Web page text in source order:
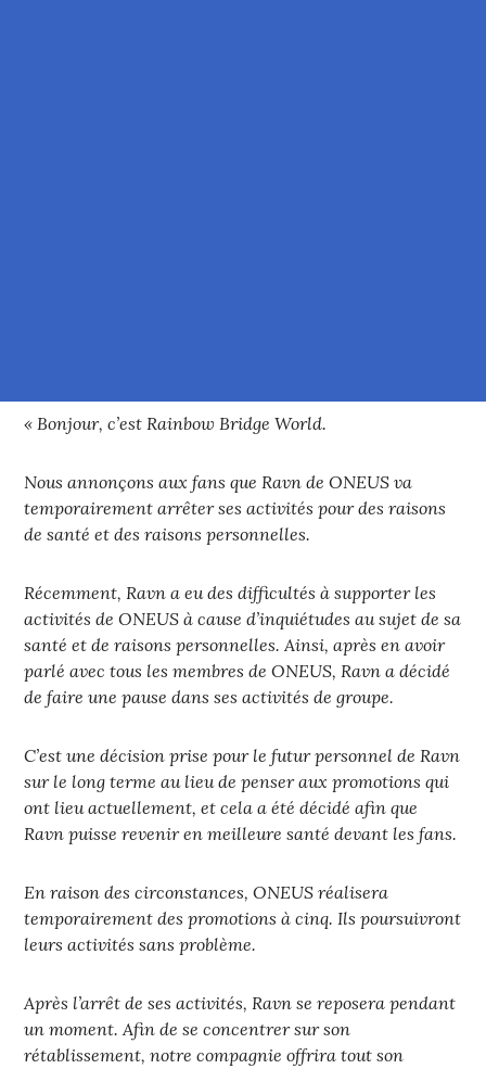
« Bonjour, c’est Rainbow Bridge World.
Nous annonçons aux fans que Ravn de ONEUS va
temporairement arrêter ses activités pour des raisons
de santé et des raisons personnelles.
Récemment, Ravn a eu des difficultés à supporter les
activités de ONEUS à cause d’inquiétudes au sujet de sa
santé et de raisons personnelles. Ainsi, après en avoir
parlé avec tous les membres de ONEUS, Ravn a décidé
de faire une pause dans ses activités de groupe.
C’est une décision prise pour le futur personnel de Ravn
sur le long terme au lieu de penser aux promotions qui
ont lieu actuellement, et cela a été décidé afin que
Ravn puisse revenir en meilleure santé devant les fans.
En raison des circonstances, ONEUS réalisera
temporairement des promotions à cinq. Ils poursuivront
leurs activités sans problème.
Après l’arrêt de ses activités, Ravn se reposera pendant
un moment. Afin de se concentrer sur son
rétablissement, notre compagnie offrira tout son